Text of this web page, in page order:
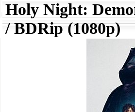
Holy Night:
/ BDRip (1080p)